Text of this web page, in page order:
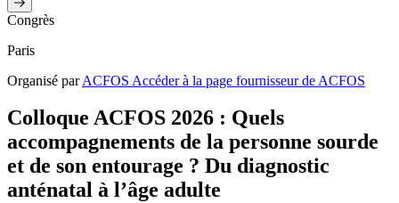
Congrès
Paris
Organisé parACFOS Accéder à la page fournisseur de ACFOS
Colloque ACFOS 2026 : Quels
accompagnements de la personne sourde
et de son entourage ? Du diagnostic
anténatal à l’âge adulte